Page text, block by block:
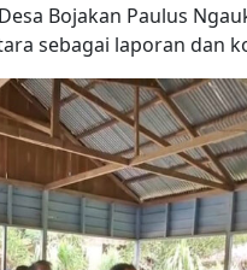
Bojakan Paulus
sebagai laporan dan